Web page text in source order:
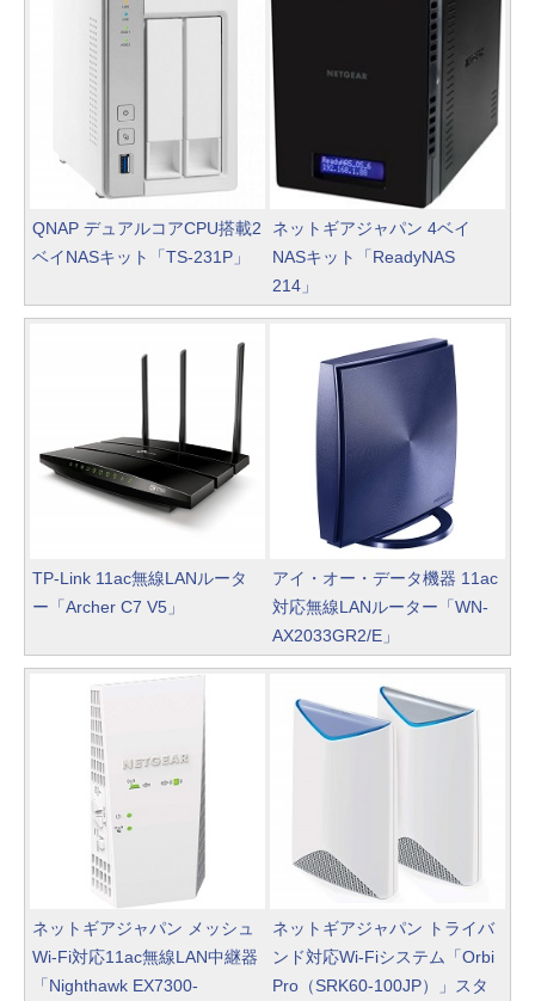
QNAP デュアルコアCPU搭載2
ベイNASキット「TS-231P」
ネットギアジャパン 4ベイ
NASキット「ReadyNAS
214」
TP-Link 11ac無線LANルータ
ー「Archer C7 V5」
アイ・オー・データ機器 11ac
対応無線LANルーター「WN-
AX2033GR2/E」
ネットギアジャパン メッシュ
Wi-Fi対応11ac無線LAN中継器
「Nighthawk EX7300-
ネットギアジャパン トライバ
ンド対応Wi-Fiシステム「Orbi
Pro（SRK60-100JP）」スタ